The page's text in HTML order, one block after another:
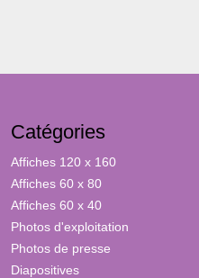
Catégories
Affiches 120 x 160
Affiches 60 x 80
Affiches 60 x 40
Photos d'exploitation
Photos de presse
Diapositives